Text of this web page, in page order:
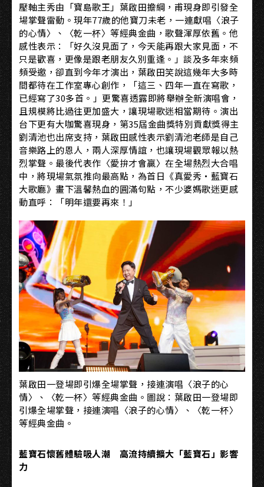
壓軸主秀由「寶島歌王」葉啟田擔綱，甫現身即引發全
場掌聲雷動。現年77歲的他寶刀未老，一連獻唱〈浪子
的心情〉、〈乾一杯〉等經典金曲，歌聲渾厚依舊。他
感性表示：「好久沒見面了，今天能再跟大家見面，不
只是歡喜，更像是跟老朋友久別重逢。」談及多年來頻
頻受邀，卻直到今年才演出，葉啟田笑說這幾年大多時
間都待在工作室專心創作，「這三、四年一直在寫歌，
已經寫了30多首。」更驚喜透露即將舉辦全新演唱會，
且規模將比過往更加盛大，讓現場歌迷相當期待。演出
台下更有大咖驚喜現身，第35屆金曲獎特別貢獻獎得主
劉清池也出席支持，葉啟田感性表示劉清池老師是自己
音樂路上的恩人，兩人深厚情誼，也讓現場觀眾報以熱
烈掌聲。最後代表作〈愛拚才會贏〉在全場熱烈大合唱
中，將現場氣氛推向最高點，為首日《真愛秀・藍寶石
大歌廳》畫下溫馨熱血的圓滿句點，不少婆媽歌迷更感
動直呼：「明年還要再來！」
葉啟田一登場即引爆全場掌聲，接連演唱〈浪子的心
情〉、〈乾一杯〉等經典金曲。圖說：葉啟田一登場即
引爆全場掌聲，接連演唱〈浪子的心情〉、〈乾一杯〉
等經典金曲。
藍寶石懷舊體驗吸人潮 高流持續擴大「藍寶石」影響
力